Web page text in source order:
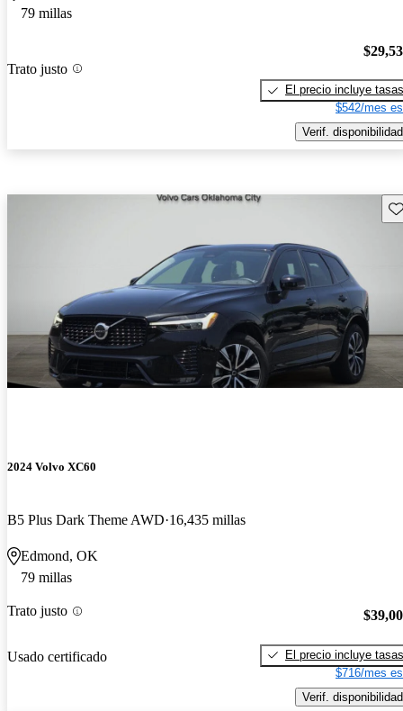
79 millas
Trato justo
El precio incluye tasas
$542/mes
Verif. disponibilidad
2024 Volvo XC60
B5 Plus Dark Theme AWD 16,435 millas
Edmond, OK
79 millas
Trato justo
Usado certificado
El precio incluye tasas
$716/mes
Verif. disponibilidad